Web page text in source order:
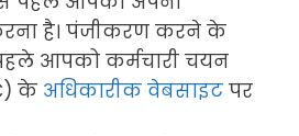
है। पंजीकरण करने के
आपको कर्मचारी चयन
के अधिकारीक वेबसाइट पर